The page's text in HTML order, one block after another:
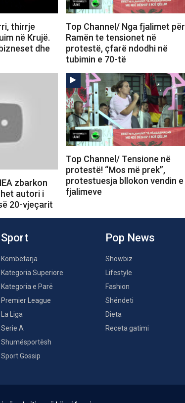
thirrje
në Krujë.
dhe
Top Channel/ Nga fjalimet për
Ramën te tensionet në
protestë, çfarë ndodhi në
tubimin e 70-të
zbarkon
autori i
20-vjeçarit
Top Channel/ Tensione në
protestë! “Mos më prek”,
protestuesja bllokon vendin e
fjalimeve
Sport
Kombëtarja
Kategoria Superiore
Kategoria e Parë
Premier League
La Liga
Serie A
Shumësportësh
Sport Gossip
Pop News
Showbiz
Lifestyle
Fashion
Shëndeti
Dieta
Receta gatimi